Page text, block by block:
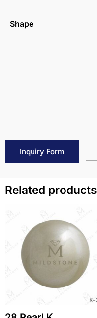
Shape
Inquiry Form
Related products